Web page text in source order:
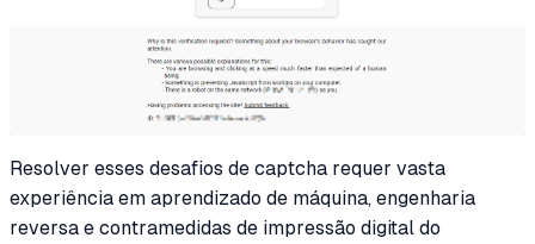
Resolver esses desafios de captcha requer vasta
experiência em aprendizado de máquina, engenharia
reversa e contramedidas de impressão digital do